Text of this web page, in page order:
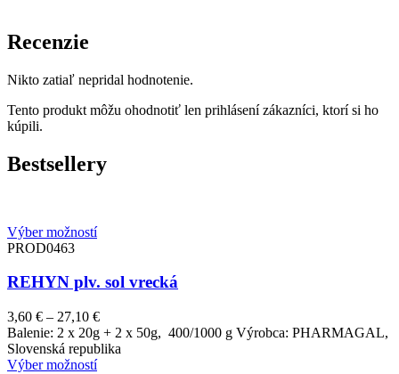
Recenzie
Nikto zatiaľ nepridal hodnotenie.
Tento produkt môžu ohodnotiť len prihlásení zákazníci, ktorí si ho
kúpili.
Bestsellery
Výber možností
PROD0463
REHYN plv. sol vrecká
3,60 € – 27,10 €Price
range:
3,60 €
Balenie: 2 x 20g + 2 x 50g, 400/1000 g Výrobca: PHARMAGAL,
Slovenská republika
Výber možností